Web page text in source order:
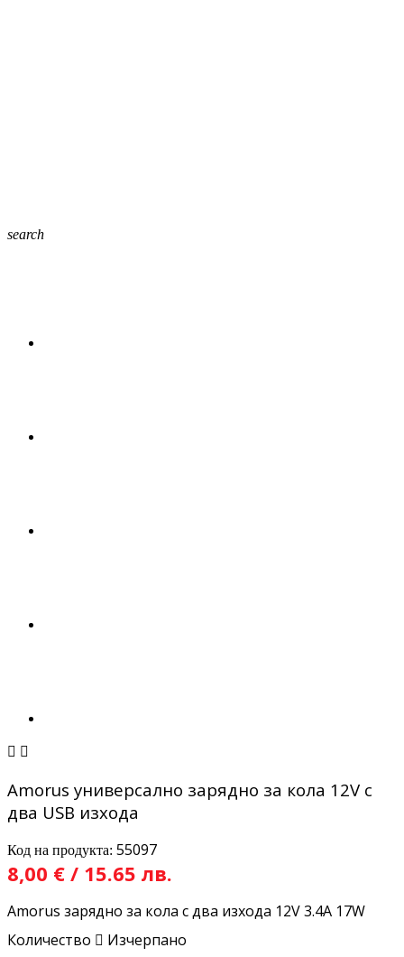
search
 
Amorus универсално зарядно за кола 12V с
два USB изхода
Код на продукта: 55097
8,00 € / 15.65 лв.
Amorus зарядно за кола с два изхода 12V 3.4A 17W
Количество  Изчерпано